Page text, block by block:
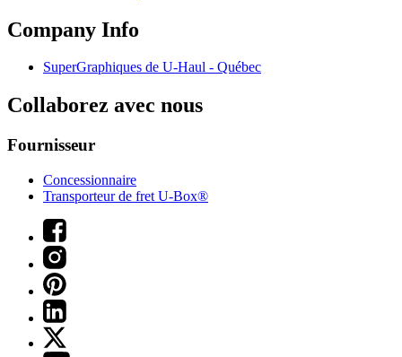
Company Info
SuperGraphiques de U-Haul - Québec
Collaborez avec nous
Fournisseur
Concessionnaire
Transporteur de fret U-Box®